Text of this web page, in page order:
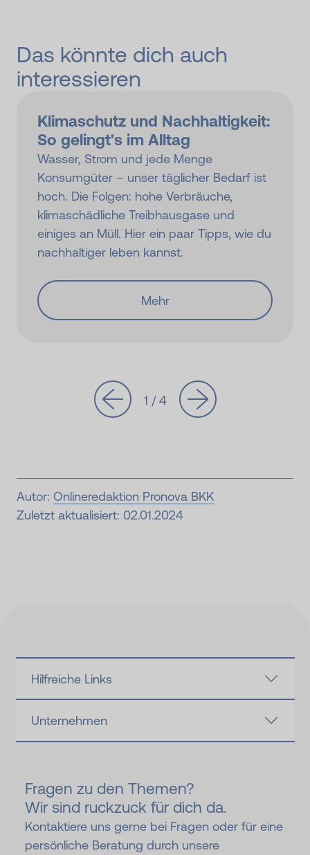
Das könnte dich auch
interessieren
Klimaschutz und Nachhaltigkeit:
So gelingt's im Alltag
Wasser, Strom und jede Menge
Konsumgüter – unser täglicher Bedarf ist
hoch. Die Folgen: hohe Verbräuche,
klimaschädliche Treibhausgase und
einiges an Müll. Hier ein paar Tipps, wie du
nachhaltiger leben kannst.
Mehr
1 / 4
Autor: Onlineredaktion Pronova BKK
Zuletzt aktualisiert: 02.01.2024
Hilfreiche Links
Unternehmen
Fragen zu den Themen?
Wir sind ruckzuck für dich da.
Kontaktiere uns gerne bei Fragen oder für eine
persönliche Beratung durch unsere